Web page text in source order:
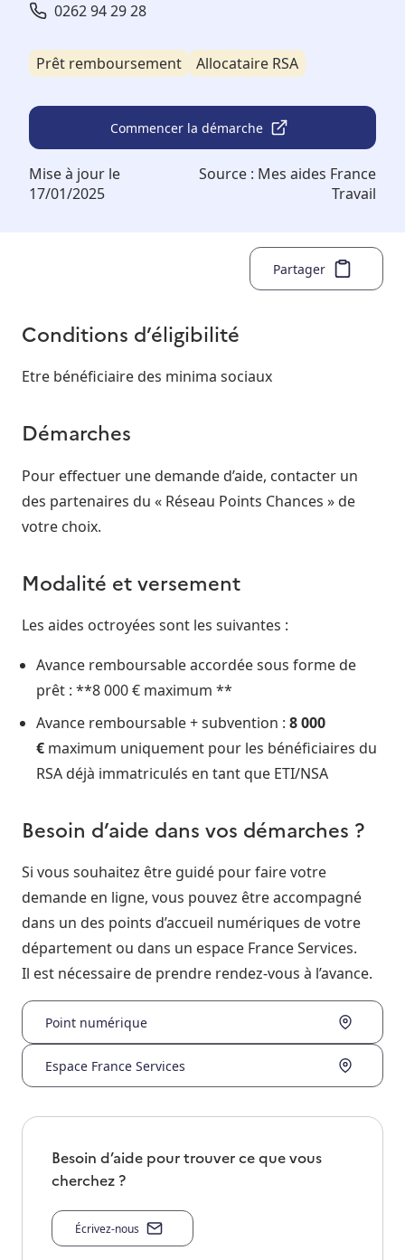
0262 94 29 28
Prêt remboursement Allocataire RSA
Commencer la démarche
Mise à jour le
17/01/2025
Source : Mes aides France
Travail
Partager
Conditions d’éligibilité
Etre bénéficiaire des minima sociaux
Démarches
Pour effectuer une demande d’aide, contacter un
des partenaires du « Réseau Points Chances » de
votre choix.
Modalité et versement
Les aides octroyées sont les suivantes :
Avance remboursable accordée sous forme de
prêt : **8 000 € maximum **
Avance remboursable + subvention : 8 000
€ maximum uniquement pour les bénéficiaires du
RSA déjà immatriculés en tant que ETI/NSA
Besoin d’aide dans vos démarches ?
Si vous souhaitez être guidé pour faire votre
demande en ligne, vous pouvez être accompagné
dans un des points d’accueil numériques de votre
département ou dans un espace France Services.
Il est nécessaire de prendre rendez-vous à l’avance.
Point numérique
Espace France Services
Besoin d’aide pour trouver ce que vous
cherchez ?
Écrivez-nous